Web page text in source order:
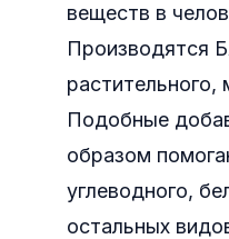
веществ в
Производятся
растительного,
Подобные
образом
углеводного,
остальных